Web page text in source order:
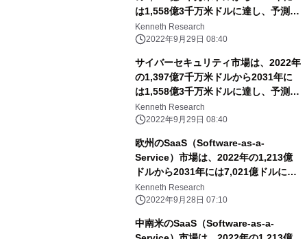
は1,558億3千万米ドルに達し、予測期
間中のCAGRは13.4％となる
Kenneth Research
2022年9月29日 08:40
サイバーセキュリティ市場は、2022年
の1,397億7千万米ドルから2031年に
は1,558億3千万米ドルに達し、予測期
間中のCAGRは13.4％となる
Kenneth Research
2022年9月29日 08:40
欧州のSaaS（Software-as-a-
Service）市場は、2022年の1,213億
ドルから2031年には7,021億ドルに達
し、予測期間中のCAGRは18.82%に達
すると予想。
Kenneth Research
2022年9月28日 07:10
中南米のSaaS（Software-as-a-